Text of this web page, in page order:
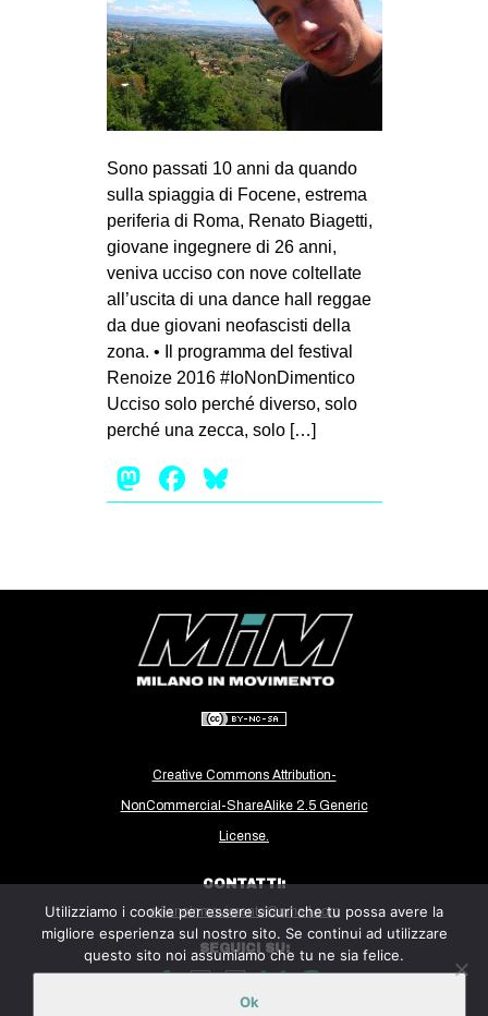
MONDO
EVENTI
in
Fb
tw
SEARCH
Sono passati 10 anni da quando
sulla spiaggia di Focene, estrema
periferia di Roma, Renato Biagetti,
giovane ingegnere di 26 anni,
veniva ucciso con nove coltellate
all’uscita di una dance hall reggae
da due giovani neofascisti della
zona. • Il programma del festival
Renoize 2016 #IoNonDimentico
Ucciso solo perché diverso, solo
perché una zecca, solo […]
Mastodon
Facebook
Creative Commons Attribution-
NonCommercial-ShareAlike 2.5 Generic
License.
CONTATTI:
milanoinmovimento@gmail.com
SEGUICI SU:
Utilizziamo i cookie per essere sicuri che tu possa avere la
migliore esperienza sul nostro sito. Se continui ad utilizzare
questo sito noi assumiamo che tu ne sia felice.
Ok